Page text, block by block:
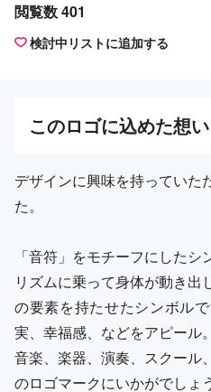
閲覧数 401
検討中リストに追加する
このロゴに込めた想い
デザインに興味を持っていた
た。
「音符」をモチーフにしたシ
リズムに乗って身体が動き出
の要素を持たせたシンボル
実、幸福感、などをアピール。
音楽、楽器、演奏、スクール
のロゴマークにいかがでしょ